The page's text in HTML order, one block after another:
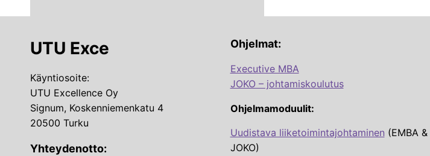
UTU Exce
Käyntiosoite:
UTU Excellence Oy
Signum, Koskenniemenkatu 4
20500 Turku
Yhteydenotto:
Ohjelmat:
Executive MBA
JOKO – johtamiskoulutus
Ohjelmamoduulit:
Uudistava liiketoimintajohtaminen (EMBA &
JOKO)